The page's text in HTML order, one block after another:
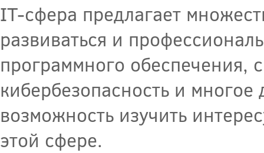
IT-сфера предлагает
развиваться и
программного обеспечения,
кибербезопасность и
возможность изучить
этой сфере.